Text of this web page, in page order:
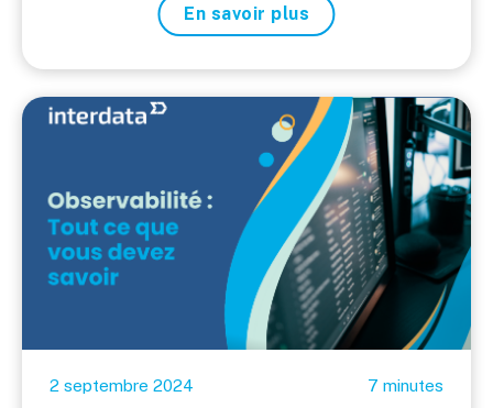
En savoir plus
2 septembre 2024 7 minutes